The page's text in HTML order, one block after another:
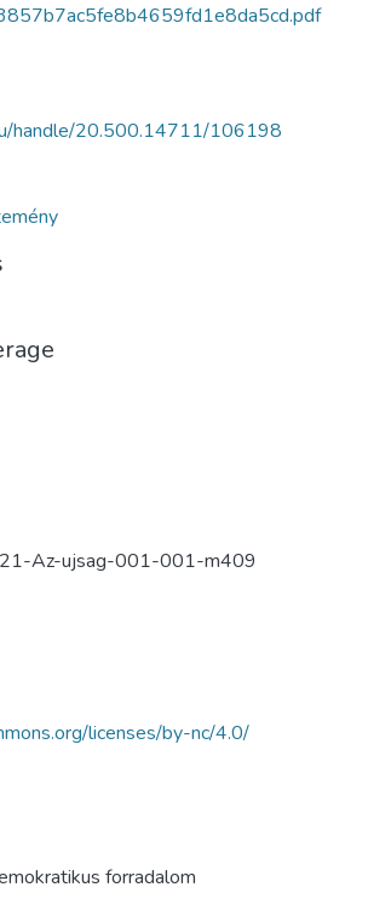
handle/20.500.14711/106198
Az-ujsag-001-001-m409
licenses/by-nc/4.0/
forradalom